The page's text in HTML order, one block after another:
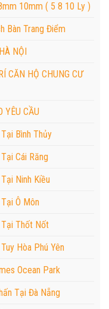
10mm ( 5 8 10 Ly )
Bàn Trang Điểm
NỘI
CĂN HỘ CHUNG CƯ
YÊU CẦU
Bình Thủy
Cái Răng
Ninh Kiều
Ô Môn
Tại Thốt Nốt
Hòa Phú Yên
Ocean Park
Tại Đà Nẵng